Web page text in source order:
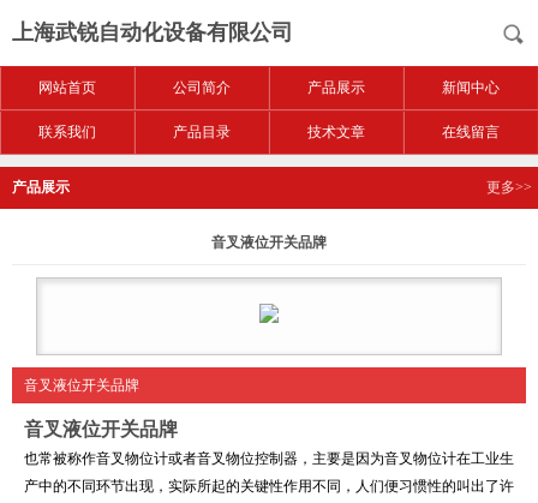
上海武锐自动化设备有限公司
网站首页 公司简介 产品展示 新闻中心
联系我们 产品目录 技术文章 在线留言
产品展示 更多>>
音叉液位开关品牌
音叉液位开关品牌
音叉液位开关品牌
也常被称作音叉物位计或者音叉物位控制器，主要是因为音叉物位计在工业生
产中的不同环节出现，实际所起的关键性作用不同，人们便习惯性的叫出了许